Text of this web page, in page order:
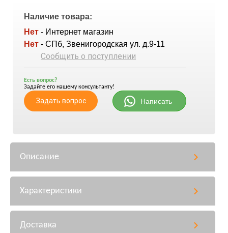
Наличие товара:
Нет - Интернет магазин
Нет - СПб, Звенигородская ул. д.9-11
Сообщить о поступлении
Есть вопрос?
Задайте его нашему консультанту!
Задать вопрос Написать
Описание
Характеристики
Доставка